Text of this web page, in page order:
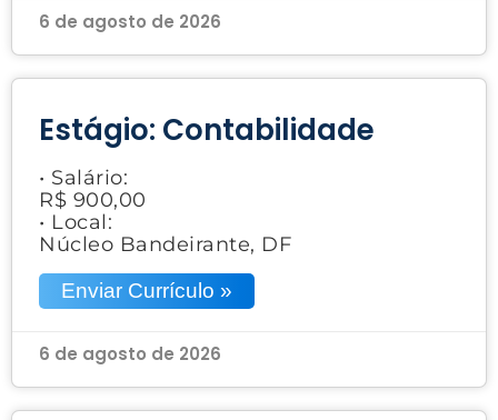
6 de agosto de 2026
Estágio: Contabilidade
• Salário:
R$ 900,00
• Local:
Núcleo Bandeirante, DF
Enviar Currículo »
6 de agosto de 2026